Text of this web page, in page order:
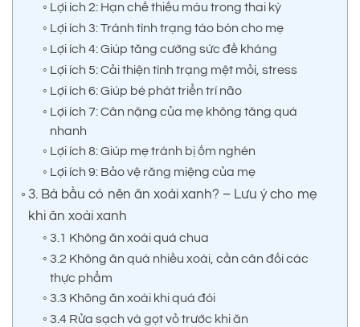
Lợi ích 2: Hạn chế thiếu máu trong thai kỳ
Lợi ích 3: Tránh tình trạng táo bón cho mẹ
Lợi ích 4: Giúp tăng cường sức đề kháng
Lợi ích 5: Cải thiện tình trạng mệt mỏi, stress
Lợi ích 6: Giúp bé phát triển trí não
Lợi ích 7: Cân nặng của mẹ không tăng quá
nhanh
Lợi ích 8: Giúp mẹ tránh bị ốm nghén
Lợi ích 9: Bảo vệ răng miệng của mẹ
3. Bà bầu có nên ăn xoài xanh? – Lưu ý cho mẹ
khi ăn xoài xanh
3.1 Không ăn xoài quá chua
3.2 Không ăn quá nhiều xoài, cần cân đối các
thực phẩm
3.3 Không ăn xoài khi quá đói
3.4 Rửa sạch và gọt vỏ trước khi ăn